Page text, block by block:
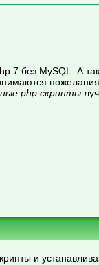
7 без MySQL. А
php скрипты
и